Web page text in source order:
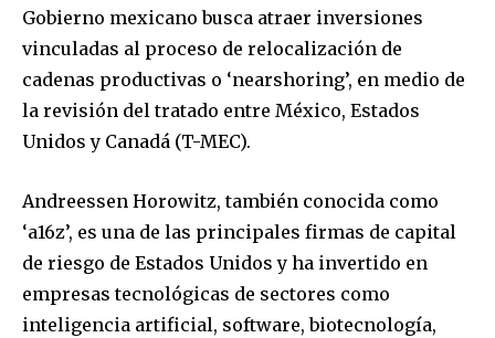
suscriptores y sé parte de la
conversación.
Para suscribirte, solo escribe tu dirección de correo eletrónico
y da click en el botón de "suscribir". No te preocupes,
respetamos tu privacidad y no enviaremos correo basura a tu
Gobierno mexicano busca atraer inversiones
vinculadas al proceso de relocalización de
cadenas productivas o ‘nearshoring’, en medio de
la revisión del tratado entre México, Estados
Unidos y Canadá (T-MEC).
Andreessen Horowitz, también conocida como
‘a16z’, es una de las principales firmas de capital
de riesgo de Estados Unidos y ha invertido en
empresas tecnológicas de sectores como
inteligencia artificial, software, biotecnología,